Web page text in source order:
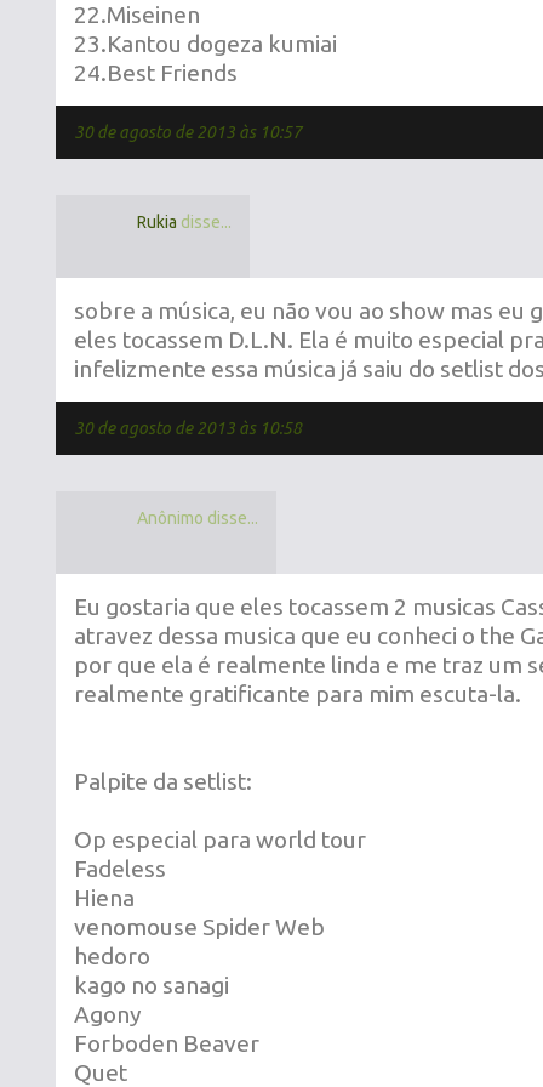
22.Miseinen
23.Kantou dogeza kumiai
24.Best Friends
30 de agosto de 2013 às 10:57
Rukia disse...
sobre a música, eu não vou ao show mas eu
eles tocassem D.L.N. Ela é muito especial
infelizmente essa música já saiu do setlist
30 de agosto de 2013 às 10:58
Anônimo disse...
Eu gostaria que eles tocassem 2 musicas
atravez dessa musica que eu conheci o the
por que ela é realmente linda e me traz um
realmente gratificante para mim escuta-la.
Palpite da setlist:
Op especial para world tour
Fadeless
Hiena
venomouse Spider Web
hedoro
kago no sanagi
Agony
Forboden Beaver
Quet